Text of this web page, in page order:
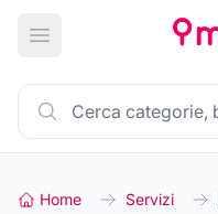
Apri menu principale
Home Servizi